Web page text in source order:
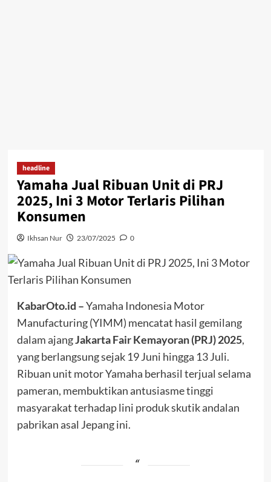
headline
Yamaha Jual Ribuan Unit di PRJ
2025, Ini 3 Motor Terlaris Pilihan
Konsumen
Ikhsan Nur 23/07/2025 0
KabarOto.id –Yamaha Indonesia Motor
Manufacturing (YIMM) mencatat hasil gemilang
dalam ajangJakarta Fair Kemayoran (PRJ) 2025,
yang berlangsung sejak 19 Juni hingga 13 Juli.
Ribuan unit motor Yamaha berhasil terjual selama
pameran, membuktikan antusiasme tinggi
masyarakat terhadap lini produk skutik andalan
pabrikan asal Jepang ini.